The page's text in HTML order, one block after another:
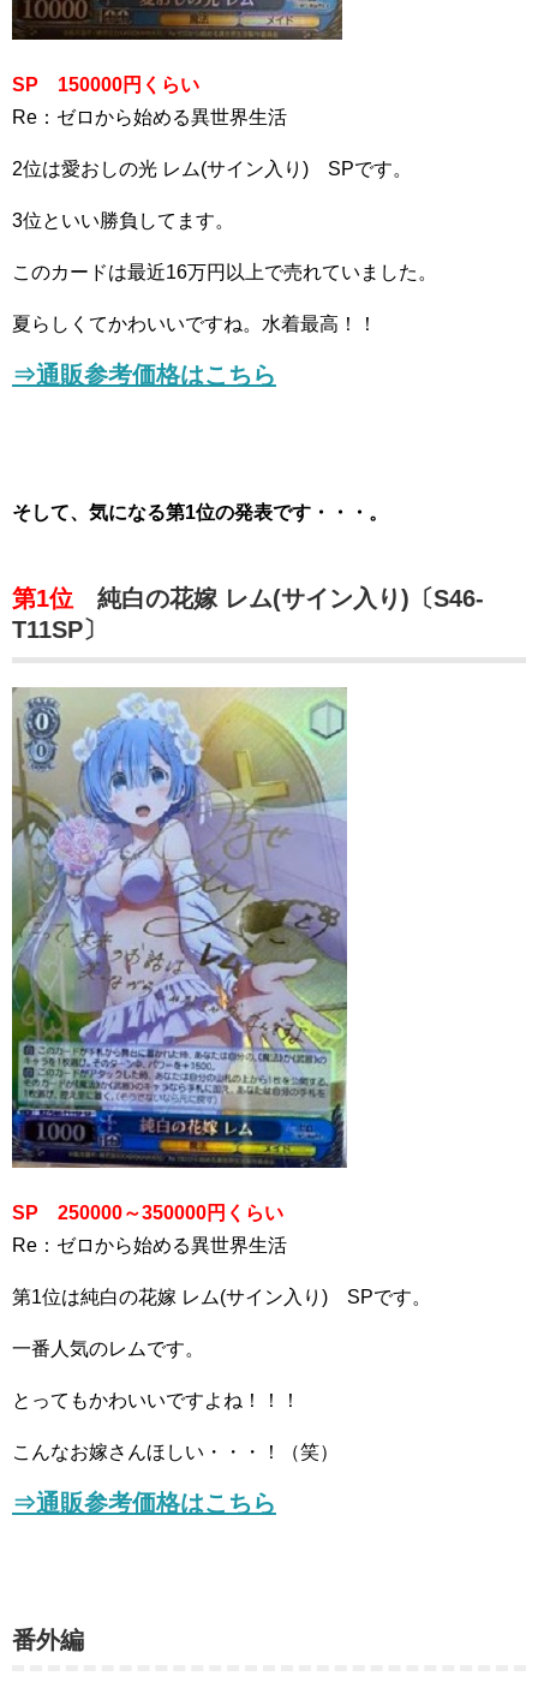
SP 150000円くらい
Re：ゼロから始める異世界生活
2位は愛おしの光 レム(サイン入り) SPです。
3位といい勝負してます。
このカードは最近16万円以上で売れていました。
夏らしくてかわいいですね。水着最高！！
⇒通販参考価格はこちら
そして、気になる第1位の発表です・・・。
第1位 純白の花嫁 レム(サイン入り)〔S46-
T11SP〕
SP 250000～350000円くらい
Re：ゼロから始める異世界生活
第1位は純白の花嫁 レム(サイン入り) SPです。
一番人気のレムです。
とってもかわいいですよね！！！
こんなお嫁さんほしい・・・！（笑）
⇒通販参考価格はこちら
番外編